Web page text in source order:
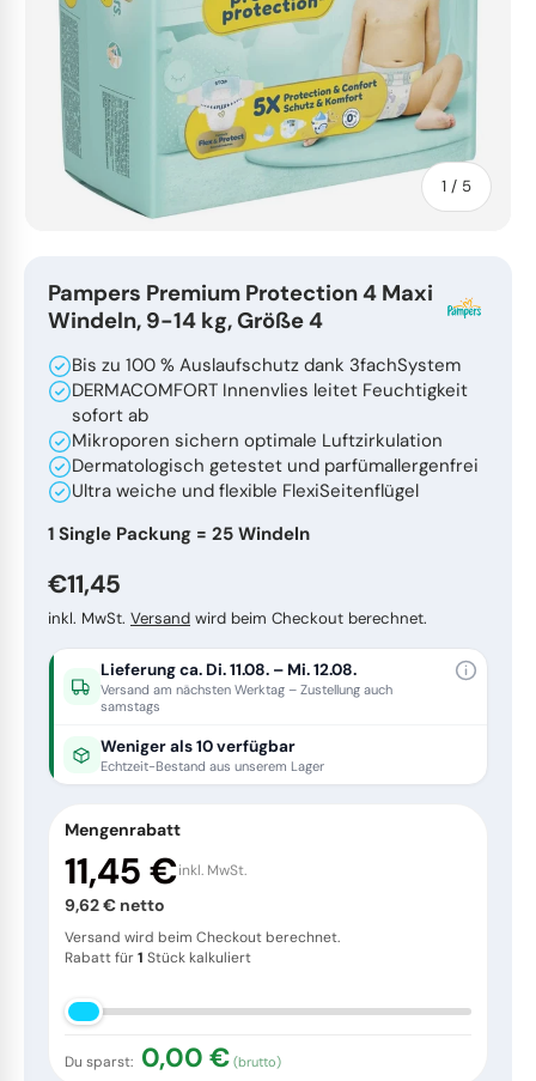
Glasreiniger
Teleskopstangen
Glasschaber
Gürtel & Taschen
Innenreinigung
Zubehör
Handschuhe
Ersatzteile
Wischergummis
Allzweckreiniger
Industriereiniger
Holzreiniger
Werkstattreiniger
Textilreiniger
Glasreiniger
Waschmittel
Dosierhilfen
Wischpflegen
Steinreiniger
Kehrspäne
Dufterfrischer
Sonstiges
Feuchttücher
KFZ Reinigung
Staubtücher
Schwämme
Pflegeschwämme
Topfreiniger
Hygienebeutel
Küchenrollen
Spendersysteme
Ärzterollen
Servietten
Palettenversand
Schmutzfangmatten
Müllpicker
Besen
Eimer
Reinigungswagen
Handbürsten
Schrubber
Staubwedel
Wasserschieber
Handfeger
Werktische
Sonstiges
Wasserschläuche
Kanülen & Spritzen
Feuchttücher
Erste-Hilfe
Luftreiniger
Duftspender
Haushaltswaren
Dekoration
Nachhaltig
Sonstiges
Mehrweggeschirr
Servietten
Trinkhalme
Tortenunterlagen
Küchenbedarf
Fingerfood
Arbeitskleidung
To-Go Verpackungen
Tragetaschen
1 / von
5
Pampers Premium Protection 4 Maxi
Windeln, 9-14 kg, Größe 4
Bis zu 100 % Auslaufschutz dank 3fachSystem
DERMACOMFORT Innenvlies leitet Feuchtigkeit
sofort ab
Mikroporen sichern optimale Luftzirkulation
Dermatologisch getestet und parfümallergenfrei
Ultra weiche und flexible FlexiSeitenflügel
1 Single Packung = 25 Windeln
Normaler Preis
€11,45
inkl. MwSt. Versand wird beim Checkout berechnet.
Lieferung ca. Di. 11.08. – Mi. 12.08.
Versand am nächsten Werktag – Zustellung auch
samstags
Weniger als 10 verfügbar
Echtzeit-Bestand aus unserem Lager
Mengenrabatt
Du sparst: 0,00 € (brutto)
11,45 €inkl. MwSt.
9,62 € netto
Versand wird beim Checkout berechnet.
Rabatt für1 Stück kalkuliert